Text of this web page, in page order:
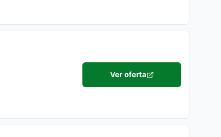
Ver oferta